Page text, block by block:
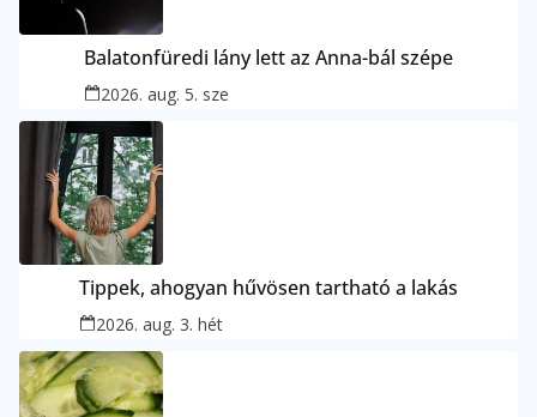
Balatonfüredi lány lett az Anna-bál szépe
2026. aug. 5. sze
Tippek, ahogyan hűvösen tartható a lakás
2026. aug. 3. hét